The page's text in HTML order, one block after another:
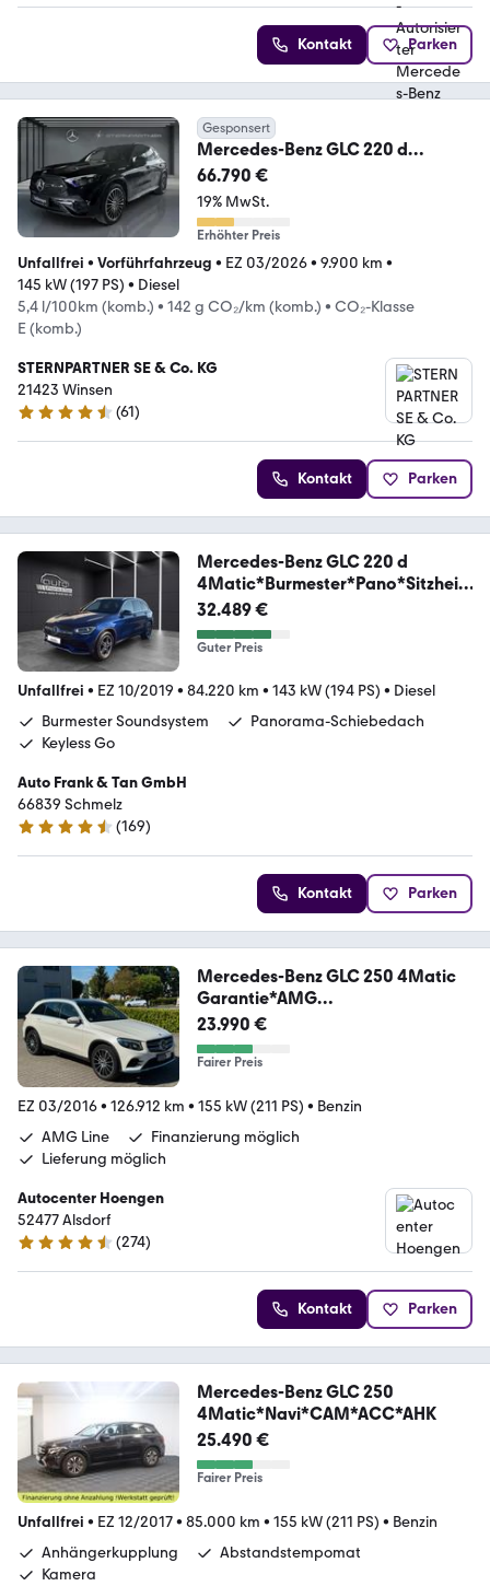
Kontakt Parken
Gesponsert
Mercedes-Benz GLC 220 d
4MATIC
AMG+MBUX+Memory+Night+Am
biente
66.790 €
19% MwSt.
Erhöhter Preis
Unfallfrei • Vorführfahrzeug • EZ 03/2026• 9.900 km •
145 kW (197 PS) • Diesel
5,4 l/100km (komb.) • 142 g CO₂/km (komb.) • CO₂-Klasse
E (komb.)
STERNPARTNER SE & Co. KG
21423 Winsen
4.5 Sterne
(61)
Kontakt Parken
Mercedes-Benz GLC 220 d
4Matic*Burmester*Pano*Sitzheiz
ung*
32.489 €
Guter Preis
Unfallfrei • EZ 10/2019 • 84.220 km • 143 kW (194 PS) • Diesel
Burmester Soundsystem
Panorama-Schiebedach
Keyless Go
Auto Frank & Tan GmbH
66839 Schmelz
4.6 Sterne
(169)
Kontakt Parken
Mercedes-Benz GLC 250 4Matic
Garantie*AMG
Line*Panorama*Kamera
23.990 €
Fairer Preis
EZ 03/2016• 126.912 km • 155 kW (211 PS) • Benzin
AMG Line
Finanzierung möglich
Lieferung möglich
Autocenter Hoengen
52477 Alsdorf
4.5 Sterne
(274)
Kontakt Parken
Mercedes-Benz GLC 250
4Matic*Navi*CAM*ACC*AHK
25.490 €
Fairer Preis
Unfallfrei • EZ 12/2017• 85.000 km • 155 kW (211 PS) • Benzin
Anhängerkupplung
Abstandstempomat
Kamera